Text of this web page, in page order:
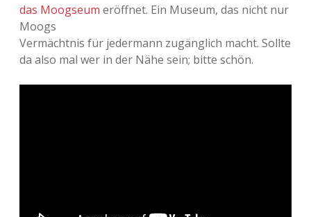
Adventskalender 2018
das Moogseum eröffnet. Ein Museum, das nicht nur
Moogs
Vermächtnis für jedermann zugänglich macht. Sollte
da also mal wer in der Nähe sein; bitte schön.